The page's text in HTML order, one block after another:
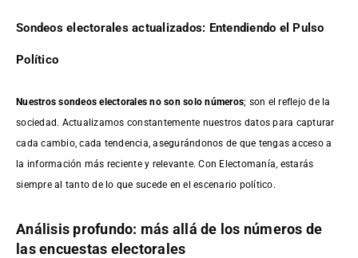
Sondeos electorales actualizados: Entendiendo el Pulso
Político
Nuestros sondeos electorales no son solo números; son el reflejo de la
sociedad. Actualizamos constantemente nuestros datos para capturar
cada cambio, cada tendencia, asegurándonos de que tengas acceso a
la información más reciente y relevante. Con Electomanía, estarás
siempre al tanto de lo que sucede en el escenario político.
Análisis profundo: más allá de los números de
las encuestas electorales